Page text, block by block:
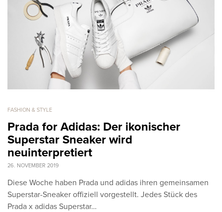
FASHION & STYLE
Prada for Adidas: Der ikonischer
Superstar Sneaker wird
neuinterpretiert
26. NOVEMBER 2019
Diese Woche haben Prada und adidas ihren gemeinsamen
Superstar-Sneaker offiziell vorgestellt. Jedes Stück des
Prada x adidas Superstar…